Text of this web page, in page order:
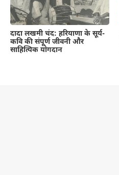
दादा लखमी चंद: हरियाणा के सूर्य-
कवि की संपूर्ण जीवनी और
साहित्यिक योगदान